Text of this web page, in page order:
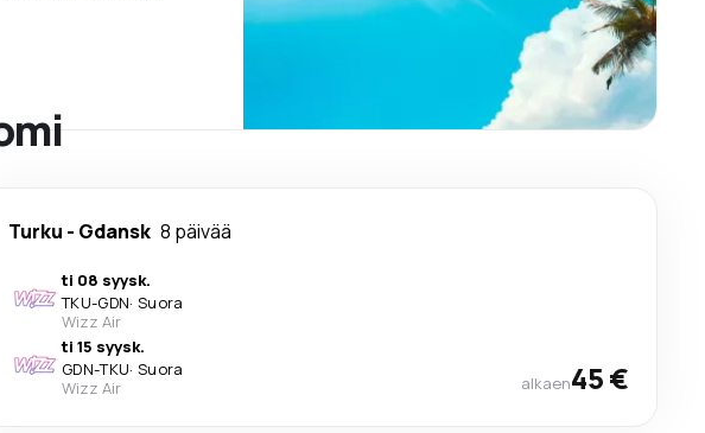
Turku - Gdansk 8 päivää
ti 08 syysk.
TKU-GDN· Suora
Wizz Air
ti 15 syysk.
GDN-TKU· Suora
Wizz Air
alkaen45 €